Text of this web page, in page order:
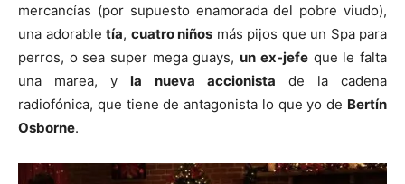
mercancías (por supuesto enamorada del pobre viudo),
una adorable tía, cuatro niños más pijos que un Spa para
perros, o sea super mega guays,un ex-jefeque le falta
una marea, yla nueva accionista de la cadena
radiofónica, que tiene de antagonista lo que yo de Bertín
Osborne.